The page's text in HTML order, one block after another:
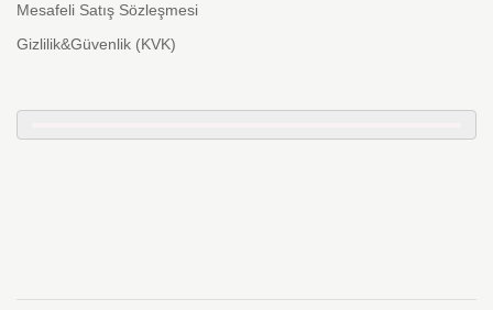
Mesafeli Satış Sözleşmesi
Gizlilik&Güvenlik (KVK)